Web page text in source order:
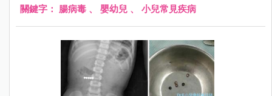
關鍵字： 腸病毒 、 嬰幼兒 、 小兒常見疾病